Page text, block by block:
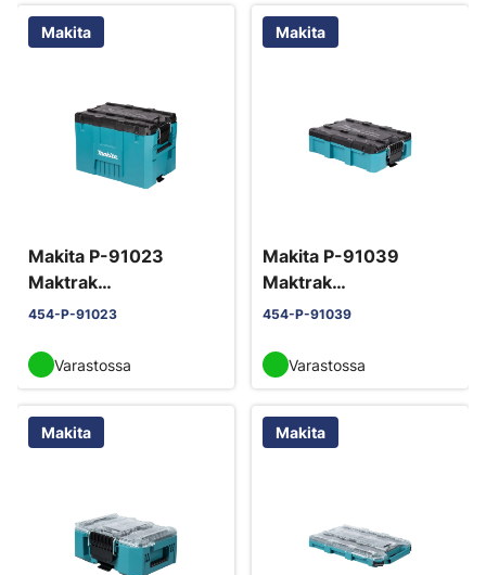
Makita
Makita P-91023
Maktrak
kuljetuslaatikko L.
454-P-91023
Varastossa
Makita
Makita P-91039
Maktrak
kuljetulaatikko M
454-P-91039
Varastossa
Makita Makita